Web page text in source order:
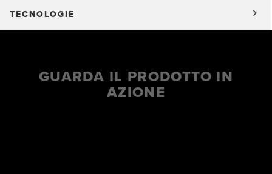
TECNOLOGIE
GUARDA IL PRODOTTO IN
AZIONE